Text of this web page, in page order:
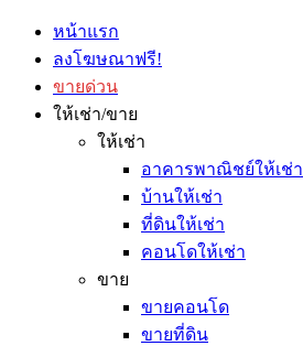
หน้าแรก
ลงโฆษณาฟรี!
ขายด่วน
ให้เช่า/ขาย
ให้เช่า
อาคารพาณิชย์ให้เช่า
บ้านให้เช่า
ที่ดินให้เช่า
คอนโดให้เช่า
ขาย
ขายคอนโด
ขายที่ดิน